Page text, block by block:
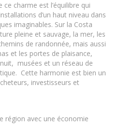
charme est l’équilibre qui
d’un haut niveau dans
imaginables. Sur la Costa
pleine et sauvage, la mer, les
de randonnée, mais aussi
et les portes de plaisance,
musées et un réseau de
Cette harmonie est bien un
investisseurs et
région avec une économie